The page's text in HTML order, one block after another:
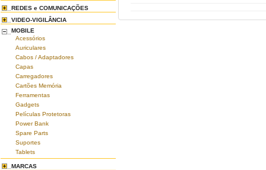
REDES e COMUNICAÇÕES
VIDEO-VIGILÂNCIA
MOBILE
Acessórios
Auriculares
Cabos / Adaptadores
Capas
Carregadores
Cartões Memória
Ferramentas
Gadgets
Películas Protetoras
Power Bank
Spare Parts
Suportes
Tablets
MARCAS